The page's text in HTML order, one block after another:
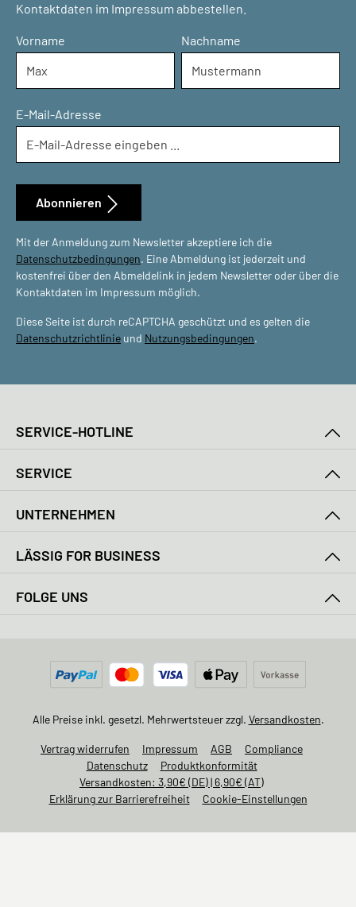
Kontaktdaten im Impressum abbestellen.
Vorname Nachname
E-Mail-Adresse
Mit der Anmeldung zum Newsletter akzeptiere ich die
Datenschutzbedingungen. Eine Abmeldung ist jederzeit und
kostenfrei über den Abmeldelink in jedem Newsletter oder über die
Kontaktdaten im Impressum möglich.
Diese Seite ist durch reCAPTCHA geschützt und es gelten die
Datenschutzrichtlinie und Nutzungsbedingungen.
Abonnieren
SERVICE-HOTLINE
SERVICE
UNTERNEHMEN
LÄSSIG FOR BUSINESS
FOLGE UNS
Alle Preise inkl. gesetzl. Mehrwertsteuer zzgl. Versandkosten.
Vertrag widerrufen Impressum AGB
Compliance
Datenschutz
Produktkonformität
Versandkosten: 3,90€ (DE) | 6,90€ (AT)
Erklärung zur Barrierefreiheit
Cookie-Einstellungen